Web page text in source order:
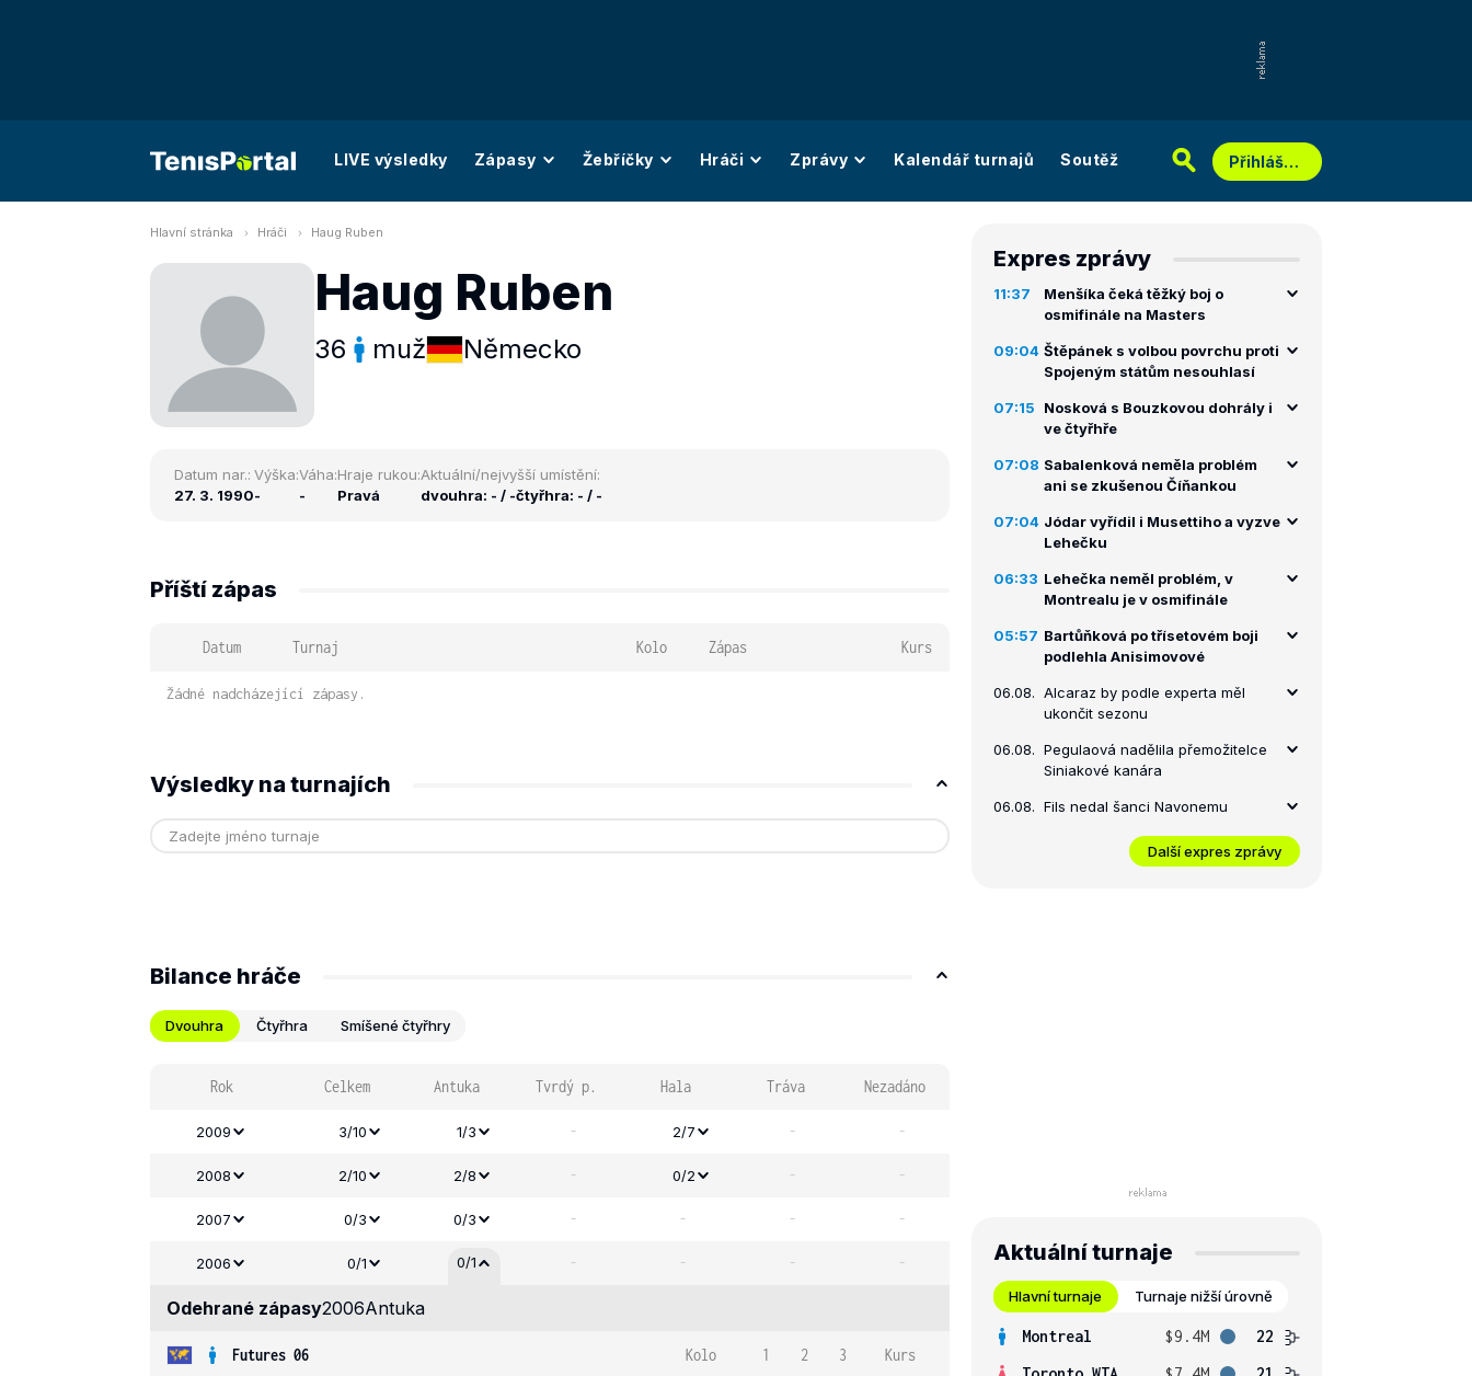
LIVE výsledky Zápasy Žebříčky Hráči Zprávy Kalendář turnajů Soutěž Přihlášení
Hlavní stránka Hráči Haug Ruben
Haug Ruben
36 muž Německo
Datum nar.:
27. 3. 1990
Výška:
-
Váha:
-
Hraje rukou:
Pravá
Aktuální/nejvyšší umístění:
dvouhra: - / -čtyřhra: - / -
Příští zápas
Datum Turnaj Kolo Zápas Kurs
Žádné nadcházející zápasy.
Výsledky na turnajích
Bilance hráče
Dvouhra Čtyřhra Smíšené čtyřhry
Rok Celkem Antuka Tvrdý p. Hala Tráva Nezadáno
2009 3/10 1/3 - 2/7 - -
2008 2/10 2/8 - 0/2 - -
2007 0/3 0/3 - - - -
2006 0/1 0/1 - - - -
Odehrané zápasy2006Antuka
Futures 06 Kolo 1 2 3 Kurs
Expres zprávy
11:37
Menšíka čeká těžký boj o
osmifinále na Masters
09:04 Štěpánek s volbou povrchu proti
Spojeným státům nesouhlasí
07:15
Nosková s Bouzkovou dohrály i
ve čtyřhře
07:08 Sabalenková neměla problém
ani se zkušenou Číňankou
07:04 Jódar vyřídil i Musettiho a vyzve
Lehečku
06:33 Lehečka neměl problém, v
Montrealu je v osmifinále
05:57 Bartůňková po třísetovém boji
podlehla Anisimovové
06.08. Alcaraz by podle experta měl
ukončit sezonu
06.08. Pegulaová nadělila přemožitelce
Siniakové kanára
06.08. Fils nedal šanci Navonemu
Další expres zprávy
Aktuální turnaje
Hlavní turnaje Turnaje nižší úrovně
Montreal $9.4M
22